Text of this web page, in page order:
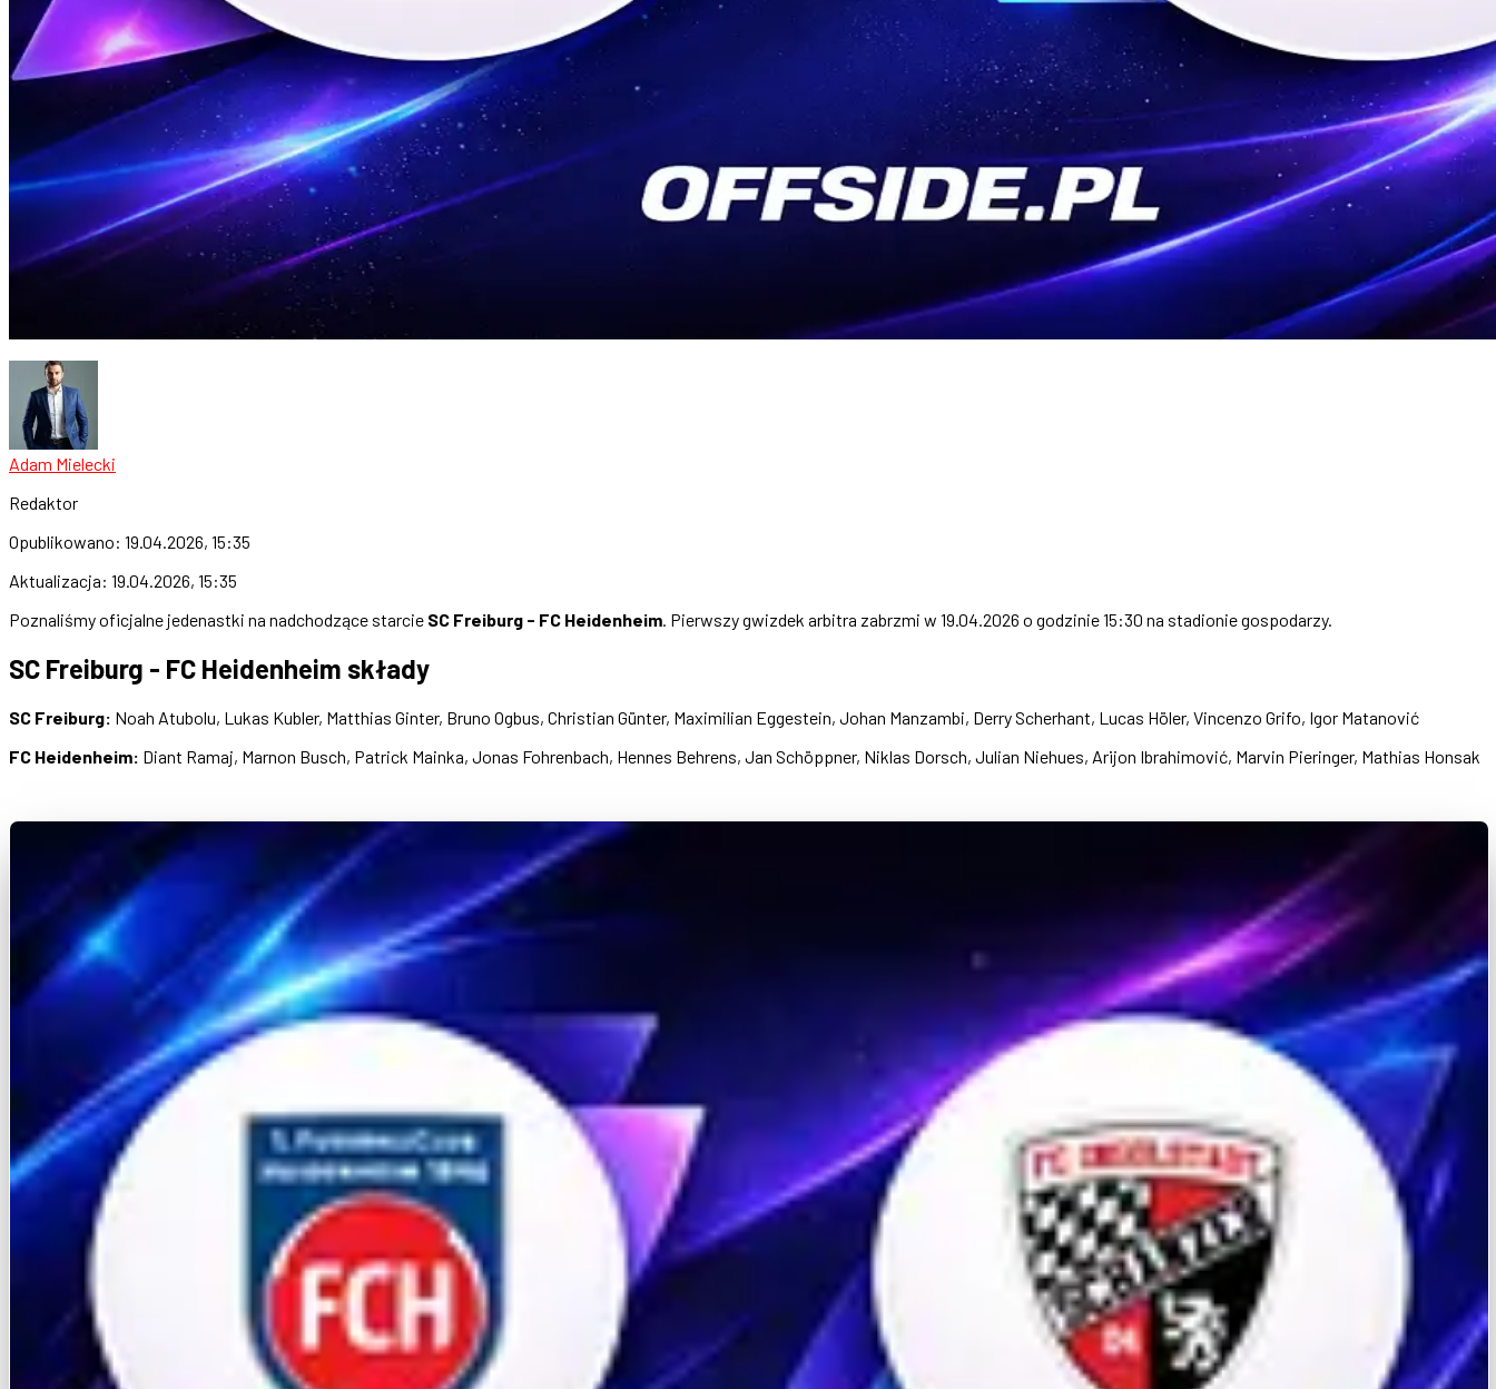
Adam Mielecki
Redaktor
Opublikowano: 19.04.2026, 15:35
Aktualizacja: 19.04.2026, 15:35
Poznaliśmy oficjalne jedenastki na nadchodzące starcie SC Freiburg - FC Heidenheim. Pierwszy gwizdek arbitra zabrzmi w 19.04.2026 o godzinie 15:30 na stadionie gospodarzy.
SC Freiburg - FC Heidenheim składy
SC Freiburg: Noah Atubolu, Lukas Kubler, Matthias Ginter, Bruno Ogbus, Christian Günter, Maximilian Eggestein, Johan Manzambi, Derry Scherhant, Lucas Höler, Vincenzo Grifo, Igor Matanović
FC Heidenheim: Diant Ramaj, Marnon Busch, Patrick Mainka, Jonas Fohrenbach, Hennes Behrens, Jan Schöppner, Niklas Dorsch, Julian Niehues, Arijon Ibrahimović, Marvin Pieringer, Mathias Honsak